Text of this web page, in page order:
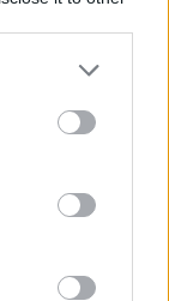
Spain|Esim